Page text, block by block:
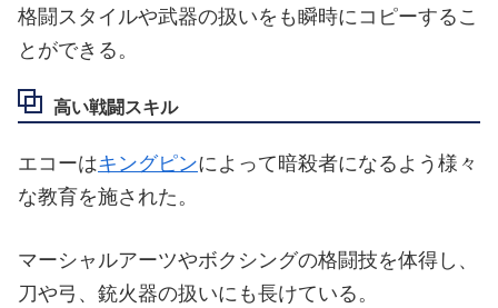
格闘スタイルや武器の扱いをも瞬時にコピーするこ
とができる。
高い戦闘スキル
エコーはキングピンによって暗殺者になるよう様々
な教育を施された。
マーシャルアーツやボクシングの格闘技を体得し、
刀や弓、銃火器の扱いにも長けている。